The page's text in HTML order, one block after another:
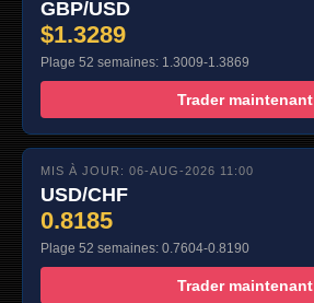
GBP/USD
$1.3289
Plage 52 semaines: 1.3009-1.3869
Trader maintenant
MIS À JOUR: 06-AUG-2026 11:00
USD/CHF
0.8185
Plage 52 semaines: 0.7604-0.8190
Trader maintenant